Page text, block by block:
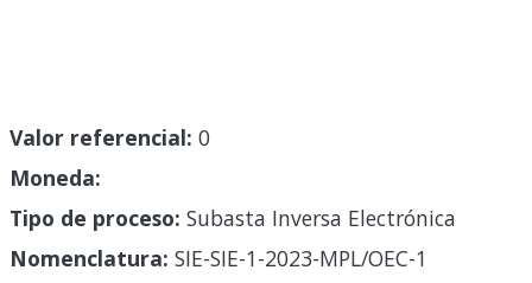
Valor referencial: 0
Moneda:
Tipo de proceso: Subasta Inversa Electrónica
Nomenclatura: SIE-SIE-1-2023-MPL/OEC-1